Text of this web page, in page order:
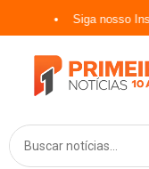
Siga nosso